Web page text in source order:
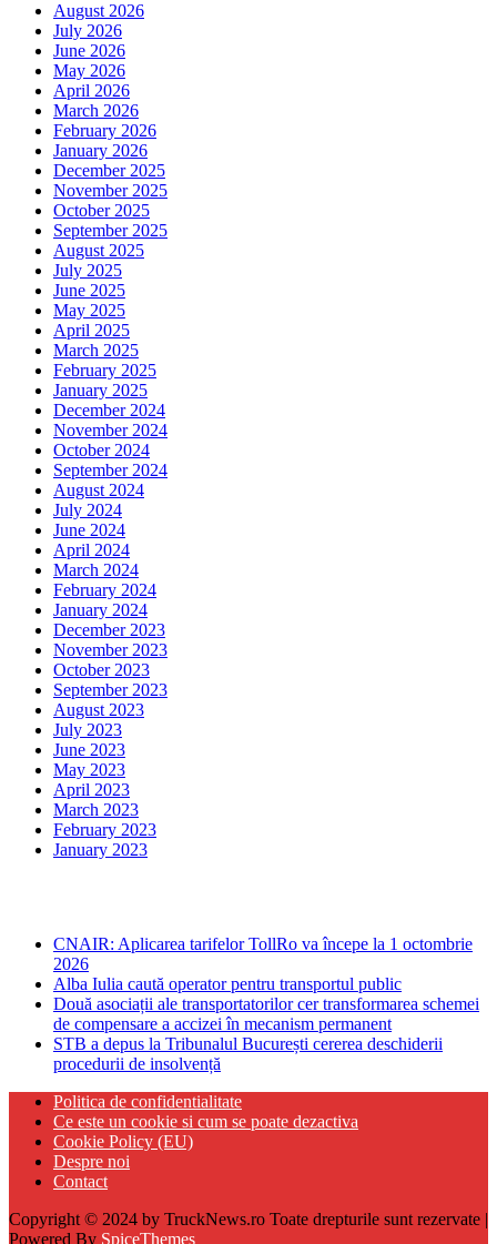
August 2026
July 2026
June 2026
May 2026
April 2026
March 2026
February 2026
January 2026
December 2025
November 2025
October 2025
September 2025
August 2025
July 2025
June 2025
May 2025
April 2025
March 2025
February 2025
January 2025
December 2024
November 2024
October 2024
September 2024
August 2024
July 2024
June 2024
April 2024
March 2024
February 2024
January 2024
December 2023
November 2023
October 2023
September 2023
August 2023
July 2023
June 2023
May 2023
April 2023
March 2023
February 2023
January 2023
CNAIR: Aplicarea tarifelor TollRo va începe la 1 octombrie
2026
Alba Iulia caută operator pentru transportul public
Două asociații ale transportatorilor cer transformarea schemei
de compensare a accizei în mecanism permanent
STB a depus la Tribunalul București cererea deschiderii
procedurii de insolvență
Politica de confidentialitate
Ce este un cookie si cum se poate dezactiva
Cookie Policy (EU)
Despre noi
Contact
Copyright © 2024 by TruckNews.ro Toate drepturile sunt rezervate |
Powered By SpiceThemes